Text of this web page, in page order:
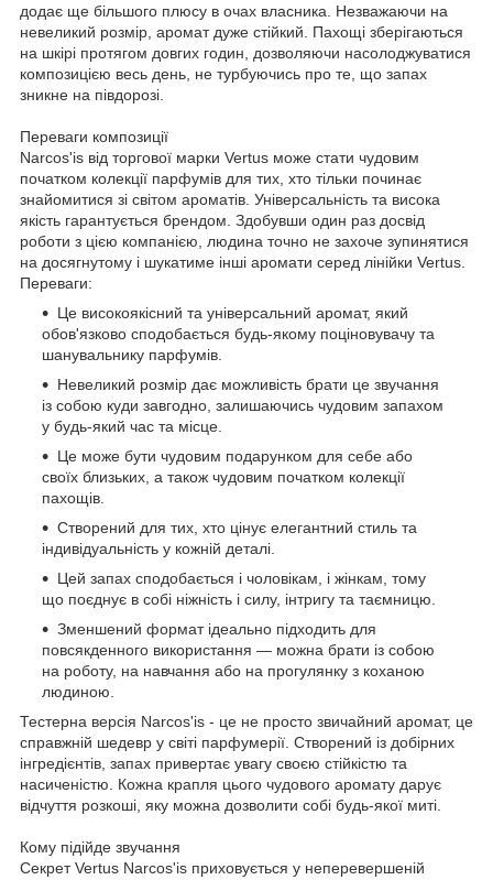
додає ще більшого плюсу в очах власника. Незважаючи на
невеликий розмір, аромат дуже стійкий. Пахощі зберігаються
на шкірі протягом довгих годин, дозволяючи насолоджуватися
композицією весь день, не турбуючись про те, що запах
зникне на півдорозі.
Переваги композиції
Narcos'is від торгової марки Vertus може стати чудовим
початком колекції парфумів для тих, хто тільки починає
знайомитися зі світом ароматів. Універсальність та висока
якість гарантується брендом. Здобувши один раз досвід
роботи з цією компанією, людина точно не захоче зупинятися
на досягнутому і шукатиме інші аромати серед лінійки Vertus.
Переваги:
Це високоякісний та універсальний аромат, який
обов'язково сподобається будь-якому поціновувачу та
шанувальнику парфумів.
Невеликий розмір дає можливість брати це звучання
із собою куди завгодно, залишаючись чудовим запахом
у будь-який час та місце.
Це може бути чудовим подарунком для себе або
своїх близьких, а також чудовим початком колекції
пахощів.
Створений для тих, хто цінує елегантний стиль та
індивідуальність у кожній деталі.
Цей запах сподобається і чоловікам, і жінкам, тому
що поєднує в собі ніжність і силу, інтригу та таємницю.
Зменшений формат ідеально підходить для
повсякденного використання — можна брати із собою
на роботу, на навчання або на прогулянку з коханою
людиною.
Тестерна версія Narcos'is - це не просто звичайний аромат, це
справжній шедевр у світі парфумерії. Створений із добірних
інгредієнтів, запах привертає увагу своєю стійкістю та
насиченістю. Кожна крапля цього чудового аромату дарує
відчуття розкоші, яку можна дозволити собі будь-якої миті.
Кому підійде звучання
Секрет Vertus Narcos'is приховується у неперевершеній